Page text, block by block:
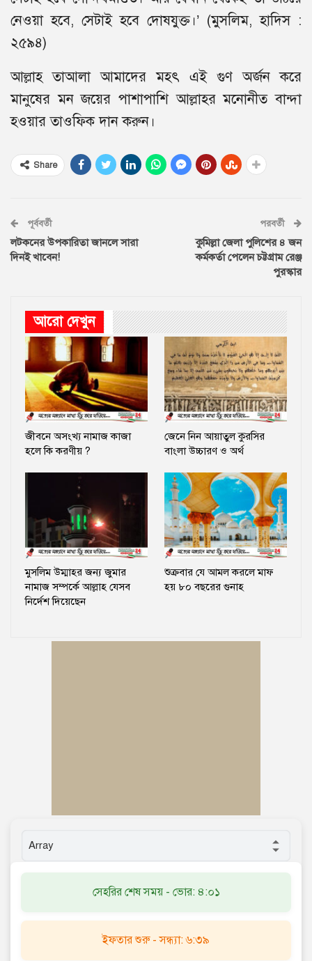
নেওয়া হবে, সেটাই হবে দোষযুক্ত।’ (মুসলিম, হাদিস :
২৫৯৪)
আল্লাহ তাআলা আমাদের মহৎ এই গুণ অর্জন করে
মানুষের মন জয়ের পাশাপাশি আল্লাহর মনোনীত বান্দা
হওয়ার তাওফিক দান করুন।
Share
পূর্ববর্তী
লটকনের উপকারিতা জানলে সারা
দিনই খাবেন!
পরবর্তী
কুমিল্লা জেলা পুলিশের ৪ জন
কর্মকর্তা পেলেন চট্টগ্রাম রেঞ্জ
পুরস্কার
আরো দেখুন
জীবনে অসংখ্য নামাজ কাজা
হলে কি করণীয় ?
জেনে নিন আয়াতুল কুরসির
বাংলা উচ্চারণ ও অর্থ
মুসলিম উম্মাহর জন্য জুমার
নামাজ সম্পর্কে আল্লাহ যেসব
নির্দেশ দিয়েছেন
শুক্রবার যে আমল করলে মাফ
হয় ৮০ বছরের গুনাহ
সেহরির শেষ সময় - ভোর: ৪:০১
ইফতার শুরু - সন্ধ্যা: ৬:৩৯